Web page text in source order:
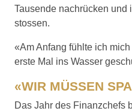
Tausende nachrücken
stossen.
«Am Anfang fühlte ich
erste Mal ins Wasser
«WIR MÜSSEN
Das Jahr des Finanzchefs